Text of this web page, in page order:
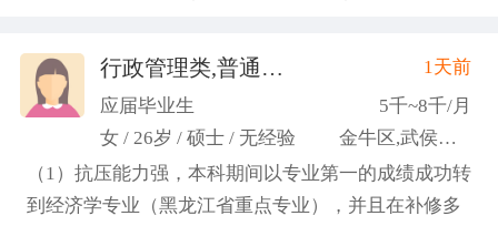
行政管理类,普通教师类
1天前
应届毕业生
5千~8千/月
女 / 26岁 / 硕士 / 无经验
金牛区,武侯区,青羊区
（1）抗压能力强，本科期间以专业第一的成绩成功转
到经济学专业（黑龙江省重点专业），并且在补修多